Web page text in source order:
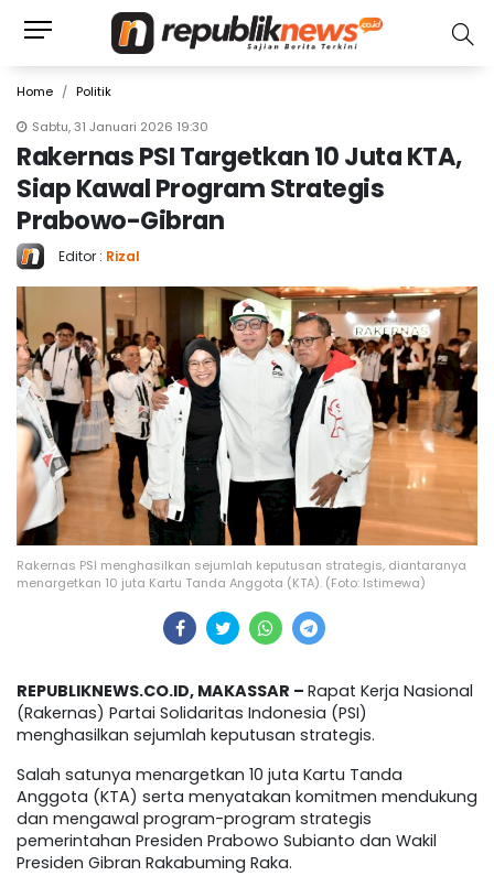
Home
Politik
Sabtu, 31 Januari 2026 19:30
Rakernas PSI Targetkan 10 Juta KTA,
Siap Kawal Program Strategis
Prabowo-Gibran
Editor : Rizal
Rakernas PSI menghasilkan sejumlah keputusan strategis, diantaranya
menargetkan 10 juta Kartu Tanda Anggota (KTA). (Foto: Istimewa)
REPUBLIKNEWS.CO.ID, MAKASSAR – Rapat Kerja Nasional
(Rakernas) Partai Solidaritas Indonesia (PSI)
menghasilkan sejumlah keputusan strategis.
Salah satunya menargetkan 10 juta Kartu Tanda
Anggota (KTA) serta menyatakan komitmen mendukung
dan mengawal program-program strategis
pemerintahan Presiden Prabowo Subianto dan Wakil
Presiden Gibran Rakabuming Raka.